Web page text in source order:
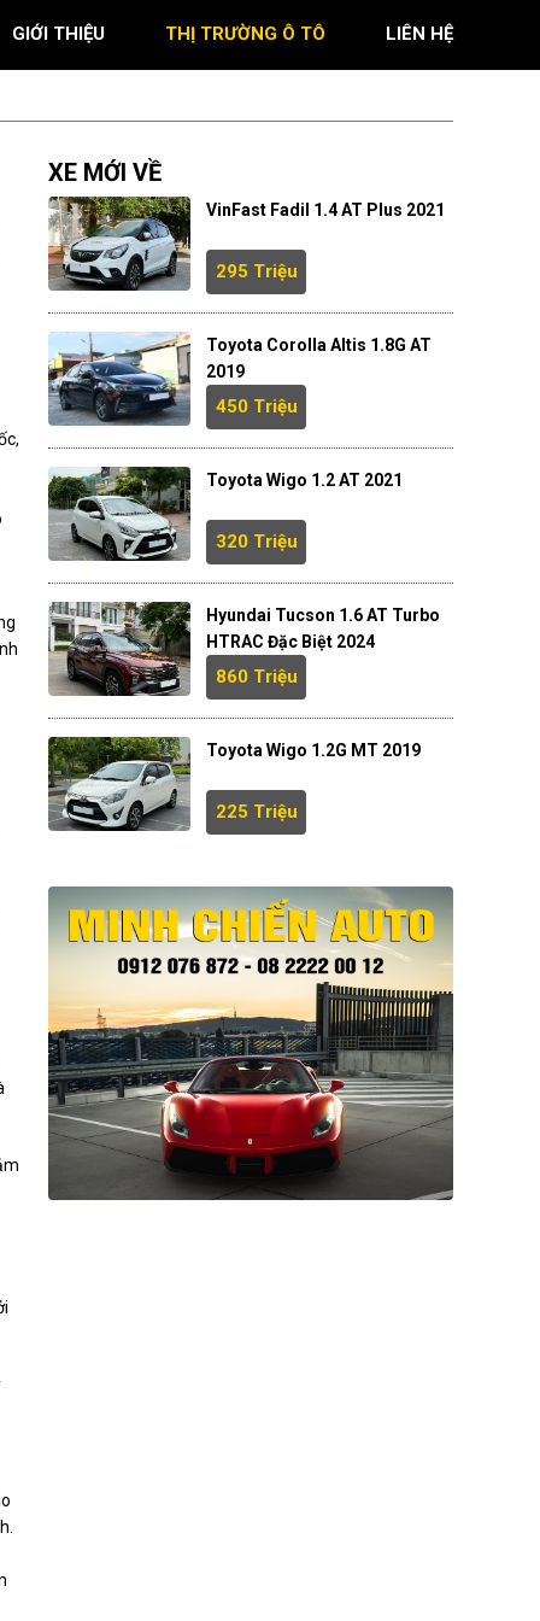
GIỚI THIỆU THỊ TRƯỜNG Ô TÔ LIÊN HỆ
XE MỚI VỀ
VinFast Fadil 1.4 AT Plus 2021
295 Triệu
Toyota Corolla Altis 1.8G AT
2019
450 Triệu
Toyota Wigo 1.2 AT 2021
320 Triệu
Hyundai Tucson 1.6 AT Turbo
HTRAC Đặc Biệt 2024
860 Triệu
Toyota Wigo 1.2G MT 2019
225 Triệu